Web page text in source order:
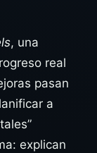
, una
real
pasan
a
explican